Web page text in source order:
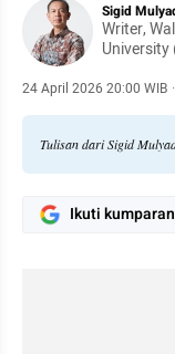
Sigid
Writer,
University
24 April 2026 20:00 WIB ·
Tulisan dari Sigid
Ikuti